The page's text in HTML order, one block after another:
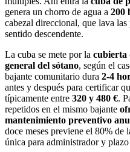
genera un chorro de agua a 200
cabezal direccional, que lava las
sentido descendente.
La cuba se mete por la cubierta
general del sótano, según el
bajante comunitario dura 2-4
antes y después para certificar
típicamente entre 320 y 480 €.
repetidos en el mismo bajante
mantenimiento preventivo
doce meses previene el 80% de
única para administrador y